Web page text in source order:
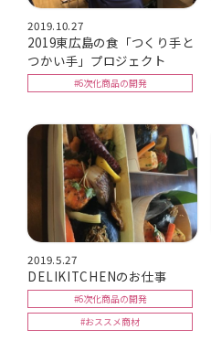
2019.10.27
2019東広島の食「つくり手と
つかい手」プロジェクト
#6次化商品の開発
2019.5.27
DELIKITCHENのお仕事
#6次化商品の開発
#おススメ商材